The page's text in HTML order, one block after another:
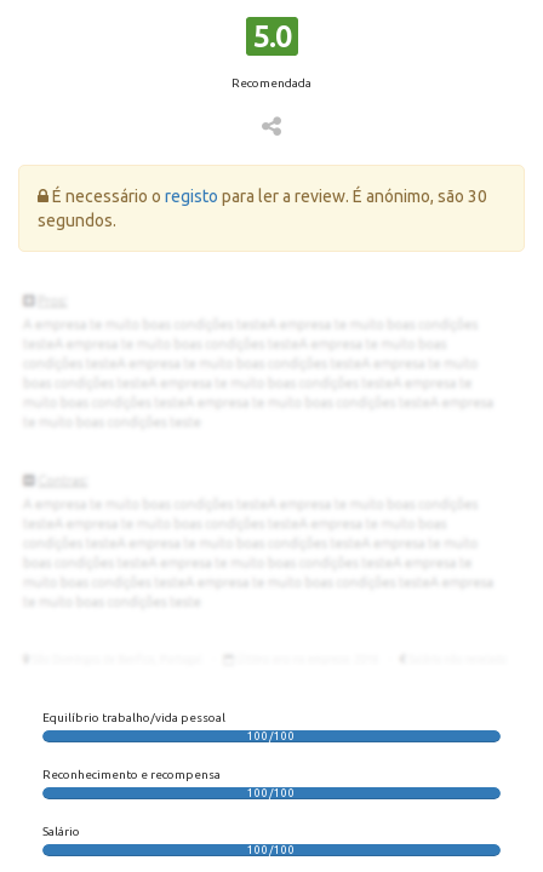
5.0
Recomendada
Erro:
É necessário o registo para ler a review. É anónimo, são 30
segundos.
Equilíbrio trabalho/vida pessoal
100/100
Reconhecimento e recompensa
100/100
Salário
100/100